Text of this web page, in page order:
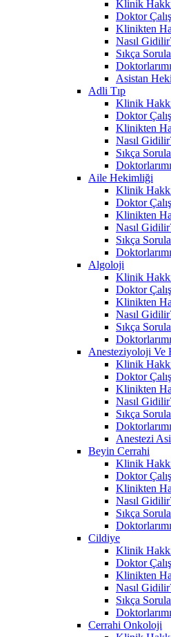
Klinik
Doktor
Klinikten
Nasıl
Sıkça
Asistan
Adli Tıp
Klinik
Doktor
Klinikten
Nasıl
Sıkça
Aile Hekimliği
Klinik
Doktor
Klinikten
Nasıl
Sıkça
Algoloji
Klinik
Doktor
Klinikten
Nasıl
Sıkça
Anesteziyoloji Ve
Klinik
Doktor
Klinikten
Nasıl
Sıkça
Anestezi
Beyin Cerrahi
Klinik
Doktor
Klinikten
Nasıl
Sıkça
Cildiye
Klinik
Doktor
Klinikten
Nasıl
Sıkça
Cerrahi Onkoloji